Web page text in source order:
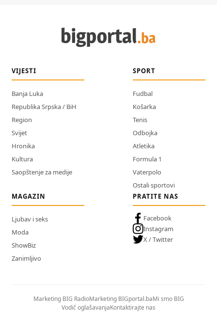
VIJESTI
Banja Luka
Republika Srpska / BiH
Region
Svijet
Hronika
Kultura
Saopštenje za medije
SPORT
Fudbal
Košarka
Tenis
Odbojka
Atletika
Formula 1
Vaterpolo
Ostali sportovi
MAGAZIN
Ljubav i seks
Moda
ShowBiz
Zanimljivo
PRATITE NAS
Facebook
Instagram
X / Twitter
Marketing BIG RadioMarketing BIGportal.baMi smo BIG
Vodič oglašavanjaKontaktirajte nas